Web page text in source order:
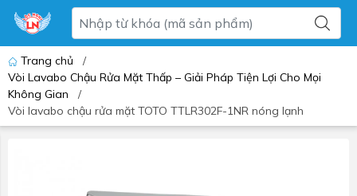
Trang chủ
/
Vòi Lavabo Chậu Rửa Mặt Thấp – Giải Pháp Tiện Lợi Cho Mọi
Không Gian
/
Vòi lavabo chậu rửa mặt TOTO TTLR302F-1NR nóng lạnh